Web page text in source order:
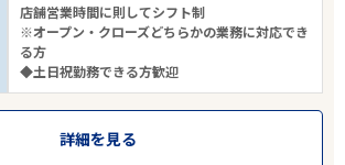
店舗営業時間に則してシフト制
※オープン・クローズどちらかの業務に対応でき
る方
◆土日祝勤務できる方歓迎
詳細を見る